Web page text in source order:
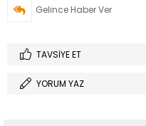
Gelince Haber Ver
TAVSIYE ET
YORUM YAZ